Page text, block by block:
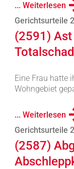
... Weiterlesen
Gerichtsurteile
(2591)
Eine Frau hatte
Wohngebiet
... Weiterlesen
Gerichtsurteile
(2587)